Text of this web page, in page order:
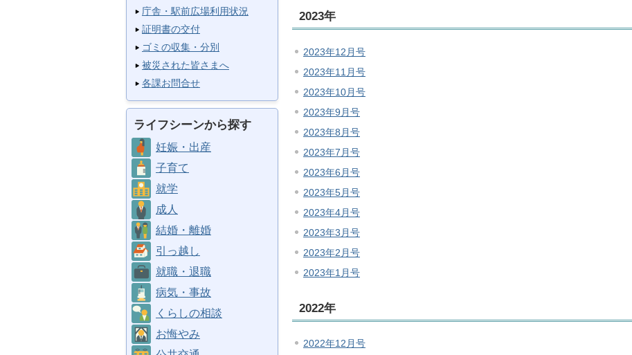
庁舎・駅前広場利用状況
証明書の交付
ゴミの収集・分別
被災された皆さまへ
各課お問合せ
ライフシーンから探す
妊娠・出産
子育て
就学
成人
結婚・離婚
引っ越し
就職・退職
病気・事故
くらしの相談
お悔やみ
2023年
2023年12月号
2023年11月号
2023年10月号
2023年9月号
2023年8月号
2023年7月号
2023年6月号
2023年5月号
2023年4月号
2023年3月号
2023年2月号
2023年1月号
2022年
2022年12月号